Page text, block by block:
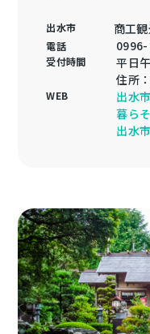
出水市 商工
電話
受付時間
平日
住所
WEB
出水
暮ら
出水